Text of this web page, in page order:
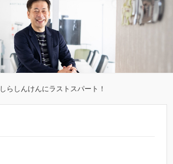
しらしんけんにラストスパート！